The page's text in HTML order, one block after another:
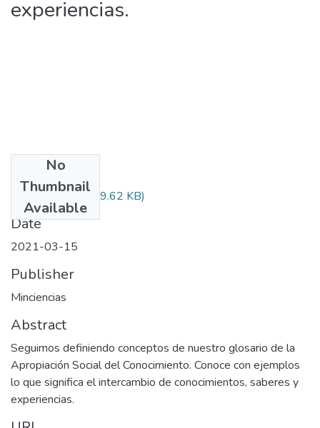
experiencias.
No
Thumbnail
Available
Audiovisual.pdf(29.62 KB)
Date
2021-03-15
Publisher
Minciencias
Abstract
Seguimos definiendo conceptos de nuestro glosario de la
Apropiación Social del Conocimiento. Conoce con ejemplos
lo que significa el intercambio de conocimientos, saberes y
experiencias.